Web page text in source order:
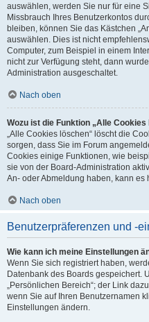
auswählen, werden Sie nur für eine
Missbrauch Ihres Benutzerkontos
bleiben, können Sie das Kästchen
auswählen. Dies ist nicht
Computer, zum Beispiel in einem
nicht zur Verfügung steht, dann
Administration ausgeschaltet.
Nach oben
Wozu ist die Funktion „Alle Cookies
„Alle Cookies löschen“ löscht die
sorgen, dass Sie im Forum
Cookies einige Funktionen, wie
sie von der Board-Administration
An- oder Abmeldung haben, kann
Nach oben
Benutzerpräferenzen und -
Wie kann ich meine Einstellungen
Wenn Sie sich registriert haben,
Datenbank des Boards gespeichert.
„Persönlichen Bereich“; der Link
wenn Sie auf Ihren Benutzernamen
Einstellungen ändern.